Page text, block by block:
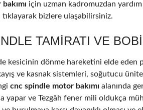
için uzman kadromuzdan
bizlere ulaşabilirsiniz.
TAMIRATI VE
kesicinin dönme hareketini elde eden
ve kasnak sistemleri, soğutucu
cnc spindle motor bakımı alanında
yapar ve Tezgâh fener mili oldukça